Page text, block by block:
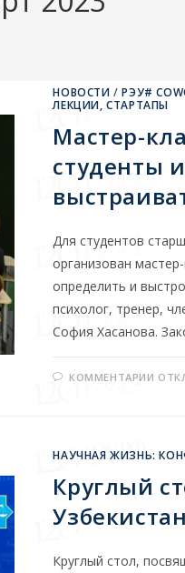
НОВОСТИ /РЭУ#
ЛЕКЦИИ, СТАРТАПЫ
Мастер-
студенты
Для студентов
организован
определить и
психолог, тренер,
София Хасанова.
КОММЕНТАРИИ
НАУЧНАЯ ЖИЗНЬ:
Круглый
Круглый стол,